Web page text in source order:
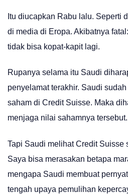
Itu diucapkan Rabu lalu. Seperti
di media di Eropa. Akibatnya
tidak bisa kopat-kapit lagi.
Rupanya selama itu Saudi
penyelamat terakhir. Saudi
saham di Credit Suisse. Maka
menjaga nilai sahamnya tersebut.
Tapi Saudi melihat Credit Suisse
Saya bisa merasakan betapa
mengapa Saudi membuat
tengah upaya pemulihan